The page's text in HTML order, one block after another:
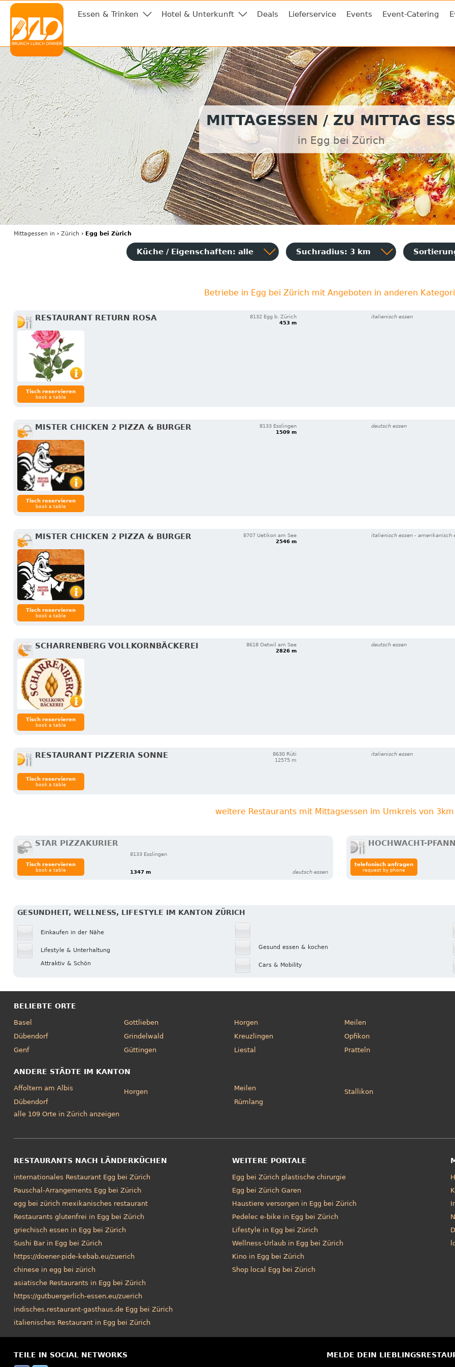
Essen & Trinken Hotel & Unterkunft Deals Lieferservice Events Event-Catering
MITTAGESSEN / ZU MITTAG
in Egg bei Zürich
Mittagessen in › Zürich › Egg bei Zürich
Küche / Eigenschaften: alle Suchradius: 3 km
Betriebe in Egg bei Zürich mit Angeboten in anderen
RESTAURANT RETURN ROSA
8132 Egg b. Zürich
453 m
italienisch essen
Tisch reservieren
book a table
MISTER CHICKEN 2 PIZZA & BURGER
8133 Esslingen
1509 m
deutsch essen
Tisch reservieren
book a table
MISTER CHICKEN 2 PIZZA & BURGER
8707 Uetikon am See
2546 m
italienisch essen - amerikanisch
Tisch reservieren
book a table
SCHARRENBERG VOLLKORNBÄCKEREI
8618 Oetwil am See
2826 m
deutsch essen
Tisch reservieren
book a table
RESTAURANT PIZZERIA SONNE
8630 Rüti
12575 m
italienisch essen
Tisch reservieren
book a table
weitere Restaurants mit Mittagsessen im Umkreis von 3km
STAR PIZZAKURIER
8133 Esslingen
1347 m deutsch essen
Tisch reservieren
book a table
HOCHWACHT-
telefonisch anfragen
request by phone
GESUNDHEIT, WELLNESS, LIFESTYLE IM KANTON ZÜRICH
Einkaufen in der Nähe
Lifestyle & Unterhaltung
Attraktiv & Schön
Gesund essen & kochen
Cars & Mobility
BELIEBTE ORTE
Basel
Dübendorf
Genf
Gottlieben
Grindelwald
Güttingen
Horgen
Kreuzlingen
Liestal
Meilen
Opfikon
Pratteln
ANDERE STÄDTE IM KANTON
Affoltern am Albis
Dübendorf
Horgen
Meilen
Rümlang
Stallikon
alle 109 Orte in Zürich anzeigen
RESTAURANTS NACH LÄNDERKÜCHEN
internationales Restaurant Egg bei Zürich
Pauschal-Arrangements Egg bei Zürich
egg bei zürich mexikanisches restaurant
Restaurants glutenfrei in Egg bei Zürich
griechisch essen in Egg bei Zürich
Sushi Bar in Egg bei Zürich
https://doener-pide-kebab.eu/zuerich
chinese in egg bei zürich
asiatische Restaurants in Egg bei Zürich
https://gutbuergerlich-essen.eu/zuerich
indisches.restaurant-gasthaus.de Egg bei Zürich
italienisches Restaurant in Egg bei Zürich
WEITERE PORTALE
Egg bei Zürich plastische chirurgie
Egg bei Zürich Garen
Haustiere versorgen in Egg bei Zürich
Pedelec e-bike in Egg bei Zürich
Lifestyle in Egg bei Zürich
Wellness-Urlaub in Egg bei Zürich
Kino in Egg bei Zürich
Shop local Egg bei Zürich
TEILE IN SOCIAL NETWORKS MELDE DEIN